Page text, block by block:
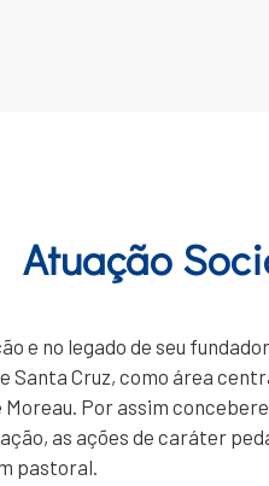
Atuação
e no legado de seu
Santa Cruz, como área
Por assim
as ações de caráter
pastoral.